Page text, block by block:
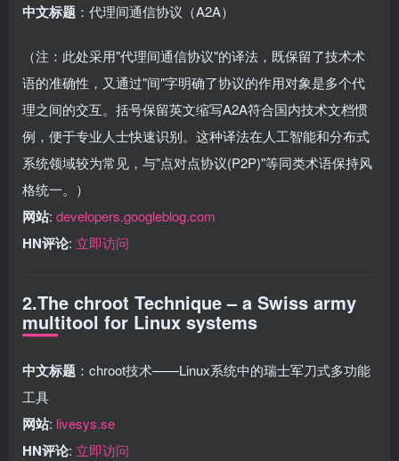
中文标题 ：代理间通信协议（A2A）
（注：此处采用"代理间通信协议"的译法，既保留了技术术
语的准确性，又通过"间"字明确了协议的作用对象是多个代
理之间的交互。括号保留英文缩写A2A符合国内技术文档惯
例，便于专业人士快速识别。这种译法在人工智能和分布式
系统领域较为常见，与"点对点协议(P2P)"等同类术语保持风
格统一。）
网站: developers.googleblog.com
HN评论: 立即访问
2.The chroot Technique – a Swiss army
multitool for Linux systems
中文标题 ：chroot技术——Linux系统中的瑞士军刀式多功能
工具
网站: livesys.se
HN评论: 立即访问